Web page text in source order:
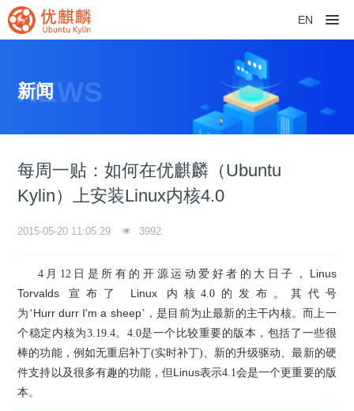
EN
NEWS
新闻
每周一贴：如何在优麒麟（Ubuntu
Kylin）上安装Linux内核4.0
2015-05-20 11:05:29 3992
4月12日是所有的开源运动爱好者的大日子， Linus
Torvalds宣布了 Linux
内核4.0的发布。其代号
为‘Hurr durr I'm a sheep’，是目前为止最新的主干内核。而上一
个稳定内核为3.19.4。4.0是一个比较重要的版本，包括了一些很
棒的功能，例如无重启补丁(实时补丁)、新的升级驱动、最新的硬
件支持以及很多有趣的功能，但Linus表示4.1会是一个更重要的版
本。